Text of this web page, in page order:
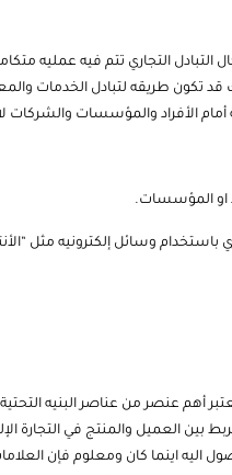
التجاري تتم فيه عمليه متكاملة
قد تكون طريقه لتبادل الخدمات
أمام الأفراد والمؤسسات
او المؤسسات.
وسائل إلكترونيه مثل
أهم عنصر من عناصر البنيه التحتية
العميل والمنتج في التجارة
اينما كان ومعلوم فإن